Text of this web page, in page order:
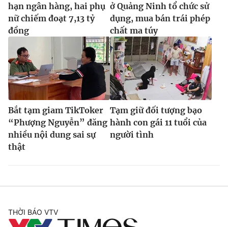
hạn ngân hàng, hai phụ
nữ chiếm đoạt 7,13 tỷ
đồng
ở Quảng Ninh tổ chức sử
dụng, mua bán trái phép
chất ma túy
Bắt tạm giam TikToker
“Phượng Nguyễn” đăng
nhiều nội dung sai sự
thật
Tạm giữ đối tượng bạo
hành con gái 11 tuổi của
người tình
THỜI BÁO VTV